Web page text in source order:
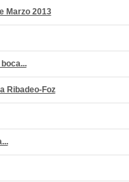
Marzo 2013
Ribadeo-Foz